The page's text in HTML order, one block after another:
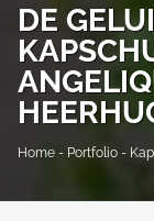
DE
Home - Portfolio -